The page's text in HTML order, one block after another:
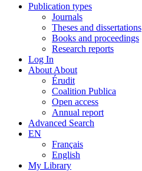
Publication types
Journals
Theses and dissertations
Books and proceedings
Research reports
Log In
About About
Érudit
Coalition Publica
Open access
Annual report
Advanced Search
EN
Français
English
My Library